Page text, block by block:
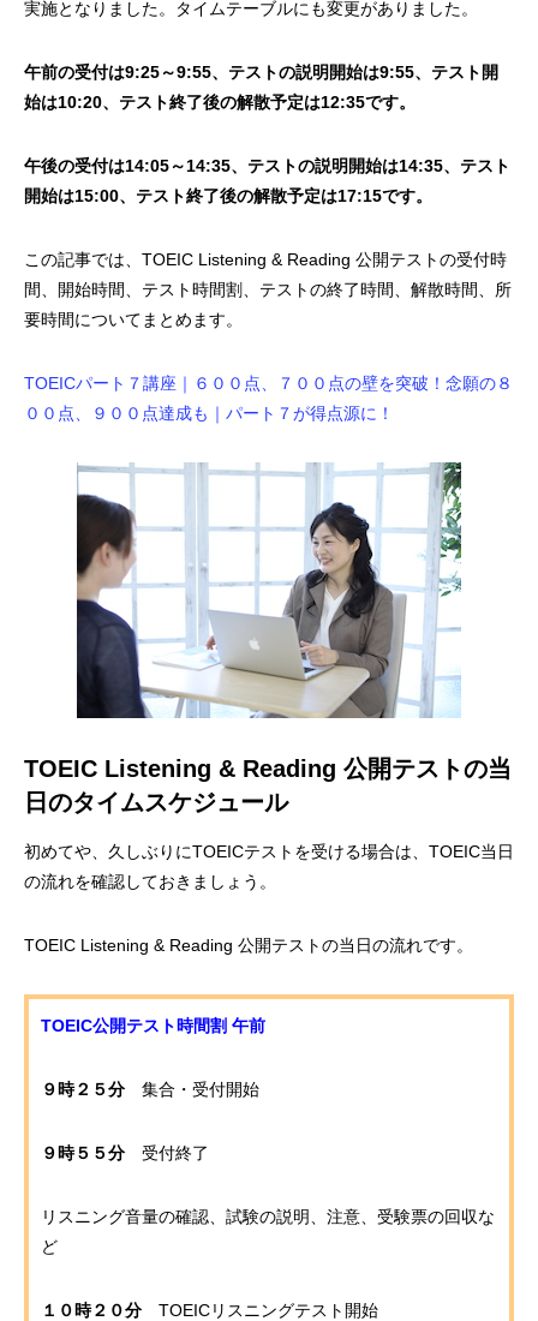
実施となりました。タイムテーブルにも変更がありました。
午前の受付は9:25～9:55、テストの説明開始は9:55、テスト開
始は10:20、テスト終了後の解散予定は12:35です。
午後の受付は14:05～14:35、テストの説明開始は14:35、テスト
開始は15:00、テスト終了後の解散予定は17:15です。
この記事では、TOEIC Listening & Reading 公開テストの受付時
間、開始時間、テスト時間割、テストの終了時間、解散時間、所
要時間についてまとめます。
TOEICパート７講座｜６００点、７００点の壁を突破！念願の８
００点、９００点達成も｜パート７が得点源に！
TOEIC Listening & Reading 公開テストの当
日のタイムスケジュール
初めてや、久しぶりにTOEICテストを受ける場合は、TOEIC当日
の流れを確認しておきましょう。
TOEIC Listening & Reading 公開テストの当日の流れです。
TOEIC公開テスト時間割 午前
９時２５分 集合・受付開始
９時５５分 受付終了
リスニング音量の確認、試験の説明、注意、受験票の回収な
ど
１０時２０分 TOEICリスニングテスト開始